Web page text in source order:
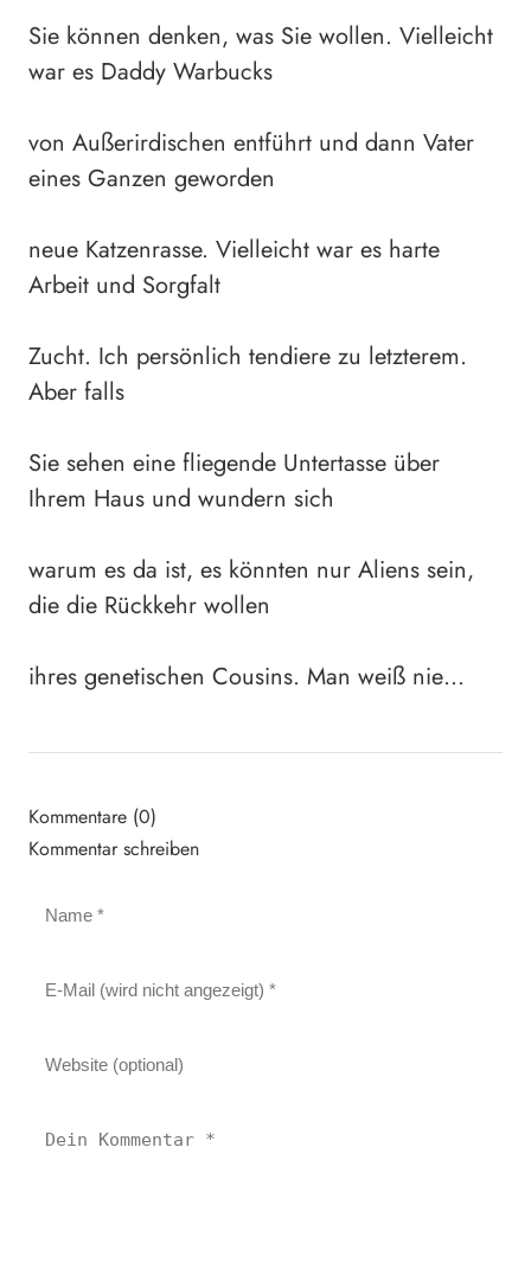
Sie können denken, was Sie wollen. Vielleicht
war es Daddy Warbucks
von Außerirdischen entführt und dann Vater
eines Ganzen geworden
neue Katzenrasse. Vielleicht war es harte
Arbeit und Sorgfalt
Zucht. Ich persönlich tendiere zu letzterem.
Aber falls
Sie sehen eine fliegende Untertasse über
Ihrem Haus und wundern sich
warum es da ist, es könnten nur Aliens sein,
die die Rückkehr wollen
ihres genetischen Cousins. Man weiß nie…
Kommentare (0)
Kommentar schreiben